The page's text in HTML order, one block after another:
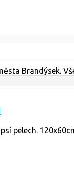
Brandýsek.
pelech.